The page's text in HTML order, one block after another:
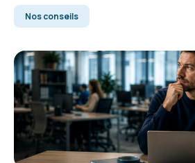
Nos conseils